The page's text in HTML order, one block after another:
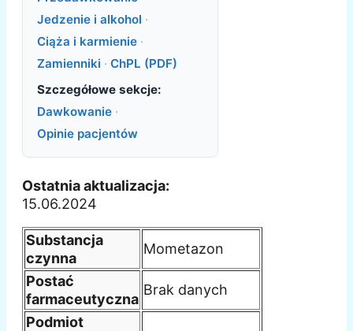
Jedzenie i alkohol ·
Ciąża i karmienie ·
Zamienniki · ChPL (PDF)
Szczegółowe sekcje:
Dawkowanie ·
Opinie pacjentów
Ostatnia aktualizacja:
15.06.2024
Substancja
czynna
Mometazon
Postać
farmaceutyczna
Brak danych
Podmiot